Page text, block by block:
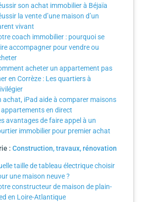
son achat immobilier à Béjaïa
la vente d’une maison d’un
vivant
coach immobilier : pourquoi se
accompagner pour vendre ou
acheter un appartement pas
en Corrèze : Les quartiers à
achat, iPad aide à comparer maisons
en direct
avantages de faire appel à un
immobilier pour premier achat
: Construction, travaux, rénovation
taille de tableau électrique choisir
une maison neuve ?
constructeur de maison de plain-
en Loire-Atlantique